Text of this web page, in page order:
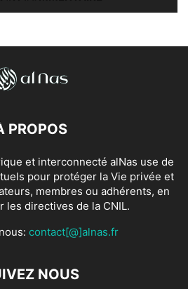
PROPOS
et interconnecté alNas use de
pour protéger la Vie privée et
membres ou adhérents, en
les directives de la CNIL.
contact[@]alnas.fr
NOUS